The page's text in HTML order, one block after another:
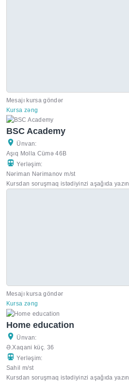
Mesajı kursa göndər
Kursa zəng
BSC Academy
Ünvan:
Aşıq Molla Cümə 46B
Yerləşim:
Nəriman Nərimanov m/st
Kursdan soruşmaq istədiyinzi aşağıda yazın
Mesajı kursa göndər
Kursa zəng
Home education
Ünvan:
Ə.Xaqani küç. 36
Yerləşim:
Sahil m/st
Kursdan soruşmaq istədiyinzi aşağıda yazın